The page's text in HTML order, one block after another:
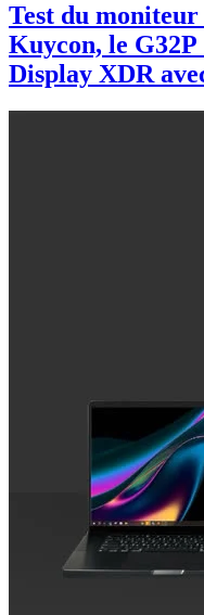
Test du moniteur
Kuycon, le
Display XDR